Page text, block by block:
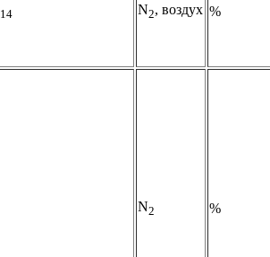
14 N2, воздух %
N2 %